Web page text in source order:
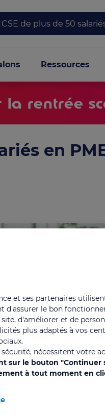
CSE de plus de 50
Ressources
la rentrée
en
le 12/06/2026
et ses partenaires
d'assurer le bon
d'améliorer et de
plus adaptés à vos
nécessitent votre
sur le bouton "Continuer
à tout moment en